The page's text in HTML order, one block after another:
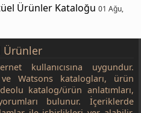
Ürünler Kataloğu 01 Ağu,
Ürünler
kullanıcısına uygundur.
Watsons katalogları, ürün
katalog/ürün anlatımları,
bulunur. İçeriklerde